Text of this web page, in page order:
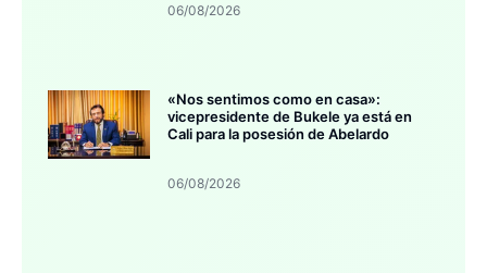
06/08/2026
«Nos sentimos como en casa»:
vicepresidente de Bukele ya está en
Cali para la posesión de Abelardo
06/08/2026